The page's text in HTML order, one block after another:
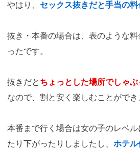
やはり、 セックス抜きだと手当の
抜き・本番の場合は、表のような
ったです。
抜きだと ちょっとした場所でしゃ
なので、割と安く楽しむことができ
本番まで行く場合は女の子のレベ
たり下がったりしましたし、 ホテル